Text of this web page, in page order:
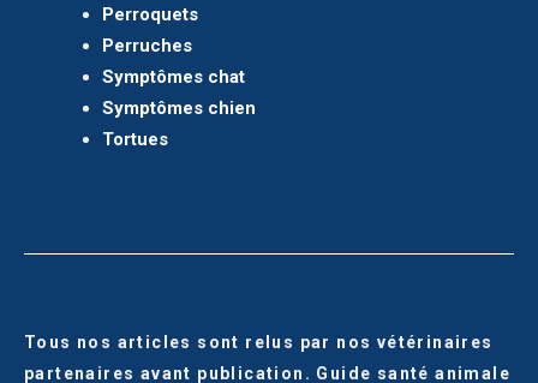
Perroquets
Perruches
Symptômes chat
Symptômes chien
Tortues
Tous nos articles sont relus par nos vétérinaires
partenaires avant publication. Guide santé animale